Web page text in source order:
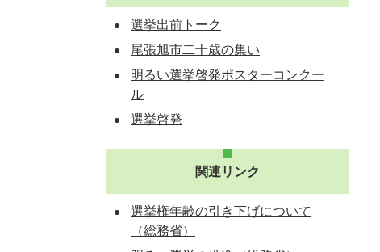
選挙出前トーク
尾張旭市二十歳の集い
明るい選挙啓発ポスターコンクー
ル
選挙啓発
関連リンク
選挙権年齢の引き下げについて
（総務省）